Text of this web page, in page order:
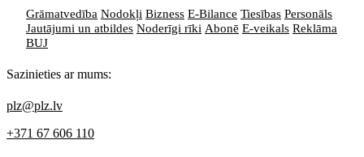
Grāmatvedība Nodokļi Bizness E-Bilance Tiesības Personāls
Jautājumi un atbildes Noderīgi rīki Abonē E-veikals Reklāma
BUJ
Sazinieties ar mums:
plz@plz.lv
+371 67 606 110